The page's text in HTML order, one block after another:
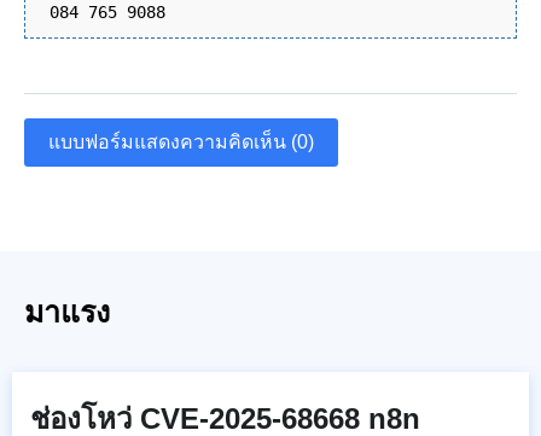
084 765 9088
แบบฟอร์มแสดงความคิดเห็น (0)
มาแรง
ช่องโหว่ CVE-2025-68668 n8n